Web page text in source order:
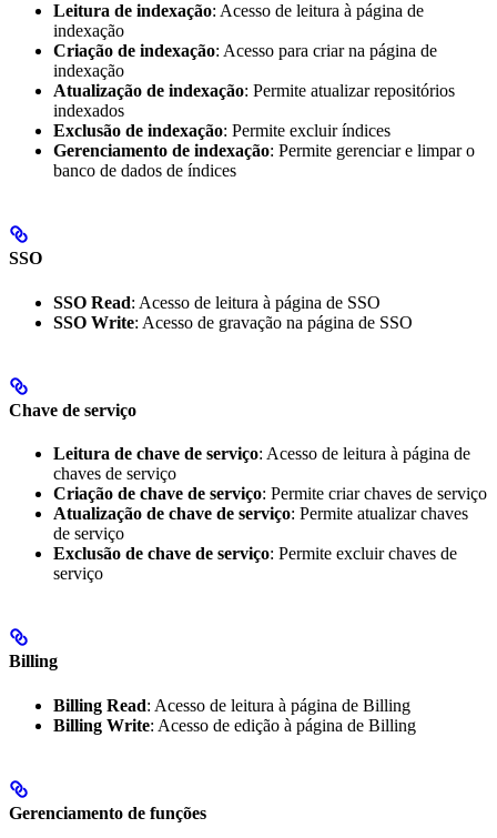
Leitura de indexação: Acesso de leitura à página de
indexação
Criação de indexação: Acesso para criar na página de
indexação
Atualização de indexação: Permite atualizar repositórios
indexados
Exclusão de indexação: Permite excluir índices
Gerenciamento de indexação: Permite gerenciar e limpar o
banco de dados de índices
SSO
SSO Read: Acesso de leitura à página de SSO
SSO Write: Acesso de gravação na página de SSO
Chave de serviço
Leitura de chave de serviço: Acesso de leitura à página de
chaves de serviço
Criação de chave de serviço: Permite criar chaves de serviço
Atualização de chave de serviço: Permite atualizar chaves
de serviço
Exclusão de chave de serviço: Permite excluir chaves de
serviço
Billing
Billing Read: Acesso de leitura à página de Billing
Billing Write: Acesso de edição à página de Billing
Gerenciamento de funções